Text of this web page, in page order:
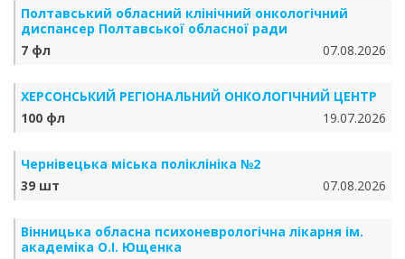
Полтавський обласний клінічний онкологічний
диспансер Полтавської обласної ради
7 фл
07.08.2026
ХЕРСОНСЬКИЙ РЕГІОНАЛЬНИЙ ОНКОЛОГІЧНИЙ ЦЕНТР
100 фл
19.07.2026
Чернівецька міська поліклініка №2
39 шт
07.08.2026
Вінницька обласна психоневрологічна лікарня ім.
академіка О.І. Ющенка